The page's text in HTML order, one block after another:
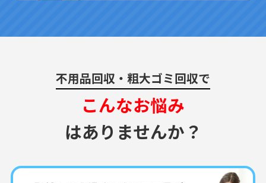
不用品回収・粗大ゴミ回収で
こんなお悩み
はありませんか？